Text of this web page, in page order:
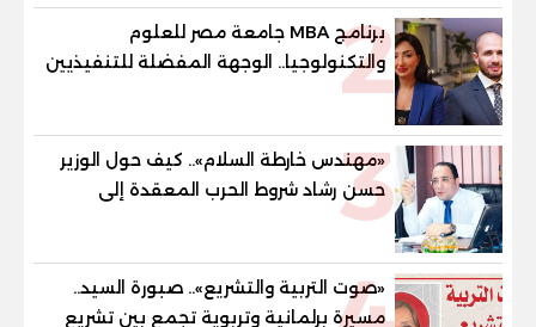
والنور للمكفوفين
2
برنامج MBA جامعة مصر للعلوم
والتكنولوجيا.. الوجهة المفضلة للتنفيذيين
وقيادات المؤسسات لصناعة قادة
3
«مهندس خارطة السلام».. كيف حول الوزير
حسن رشاد شروط الحرب المعقدة إلى
"خارطة طريق" للانسحاب والإعمار؟
«صوت التربية والتشريع».. صبورة السيد..
مسيرة برلمانية وتربوية تجمع بين تشريع